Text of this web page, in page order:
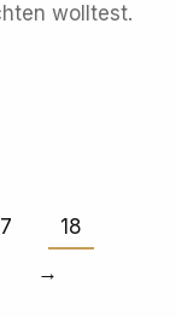
wolltest.
18
→